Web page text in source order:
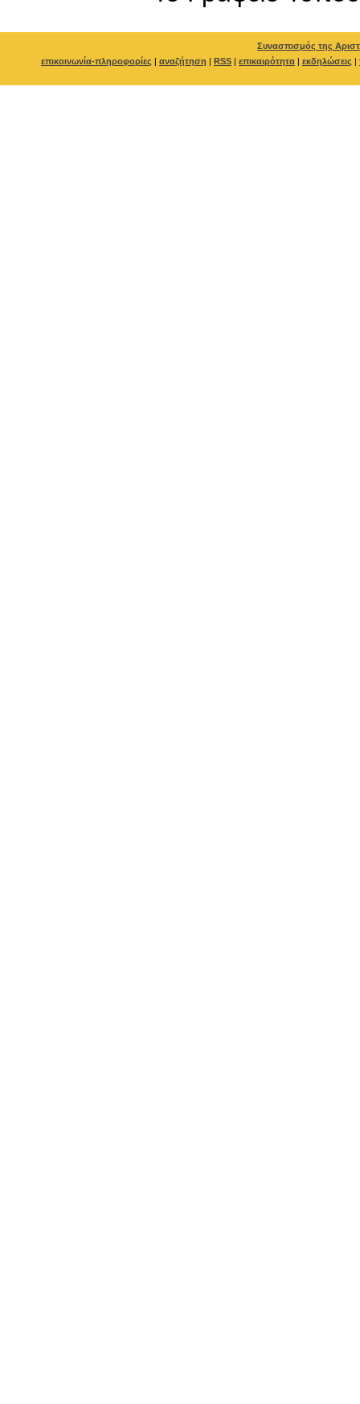
Συνασπισμός της
επικοινωνία-πληροφορίες | αναζήτηση | RSS | επικαιρότητα | εκδηλώσεις |